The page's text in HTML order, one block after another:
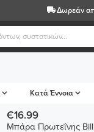
Δωρεάν
Κατά Έννοια
€16.99
Μπάρα Πρωτεΐνης